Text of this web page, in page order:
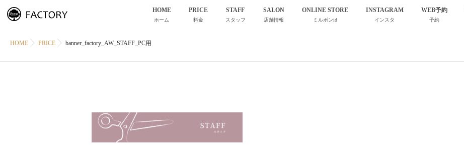
HOME
ホーム
PRICE
料金
STAFF
スタッフ
SALON
店舗情報
ONLINE STORE
ミルボンid
INSTAGRAM
インスタ
WEB予約
予約
HOME PRICE banner_factory_AW_STAFF_PC用